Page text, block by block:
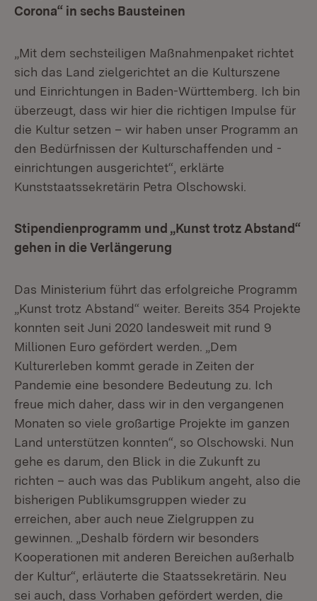
Corona“ in sechs Bausteinen
„Mit dem sechsteiligen Maßnahmenpaket richtet
sich das Land zielgerichtet an die Kulturszene
und Einrichtungen in Baden-Württemberg. Ich bin
überzeugt, dass wir hier die richtigen Impulse für
die Kultur setzen – wir haben unser Programm an
den Bedürfnissen der Kulturschaffenden und -
einrichtungen ausgerichtet“, erklärte
Kunststaatssekretärin Petra Olschowski.
Stipendienprogramm und „Kunst trotz Abstand“
gehen in die Verlängerung
Das Ministerium führt das erfolgreiche Programm
„Kunst trotz Abstand“ weiter. Bereits 354 Projekte
konnten seit Juni 2020 landesweit mit rund 9
Millionen Euro gefördert werden. „Dem
Kulturerleben kommt gerade in Zeiten der
Pandemie eine besondere Bedeutung zu. Ich
freue mich daher, dass wir in den vergangenen
Monaten so viele großartige Projekte im ganzen
Land unterstützen konnten“, so Olschowski. Nun
gehe es darum, den Blick in die Zukunft zu
richten – auch was das Publikum angeht, also die
bisherigen Publikumsgruppen wieder zu
erreichen, aber auch neue Zielgruppen zu
gewinnen. „Deshalb fördern wir besonders
Kooperationen mit anderen Bereichen außerhalb
der Kultur“, erläuterte die Staatssekretärin. Neu
sei auch, dass Vorhaben gefördert werden, die